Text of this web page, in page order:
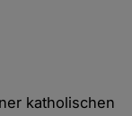
katholischen